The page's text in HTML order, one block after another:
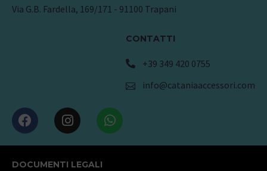
Via G.B. Fardella, 169/171 - 91100 Trapani
CONTATTI
+39 349 420 0755
info@cataniaaccessori.com
DOCUMENTI LEGALI